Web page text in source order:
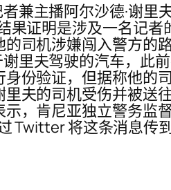
兼主播阿尔沙德·谢里
果证明是涉及一名记
司机涉嫌闯入警方的
里夫驾驶的汽车，此
份验证，但据称他的
夫的司机受伤并被送
，肯尼亚独立警务监
Twitter 将这条消息